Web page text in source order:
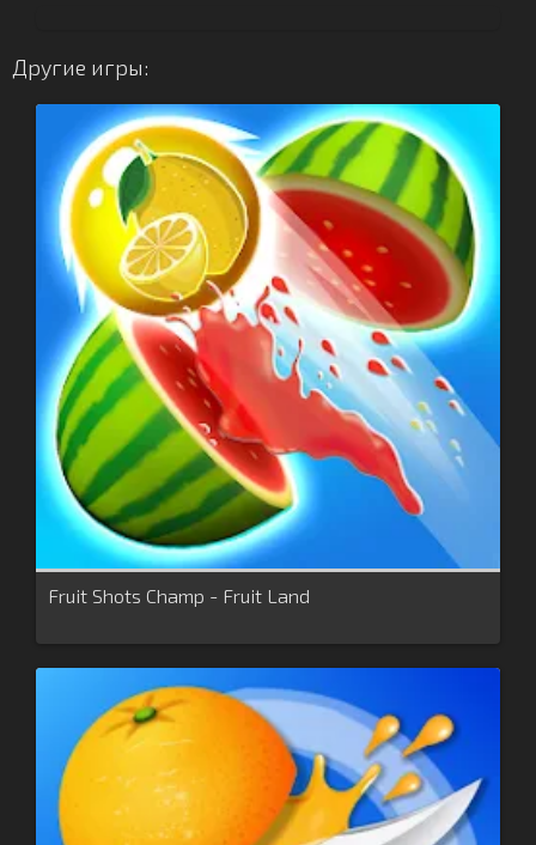
Другие игры:
Fruit Shots Champ - Fruit Land